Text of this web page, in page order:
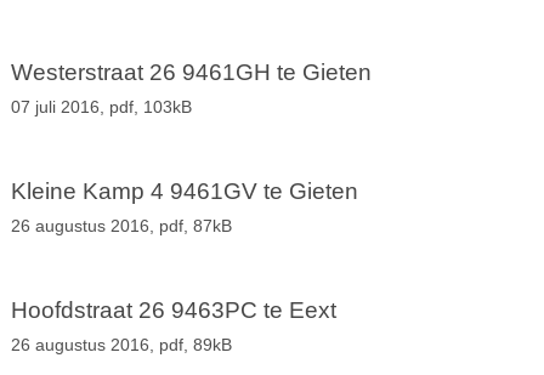
Westerstraat 26 9461GH te Gieten
07 juli 2016, pdf, 103kB
Kleine Kamp 4 9461GV te Gieten
26 augustus 2016, pdf, 87kB
Hoofdstraat 26 9463PC te Eext
26 augustus 2016, pdf, 89kB